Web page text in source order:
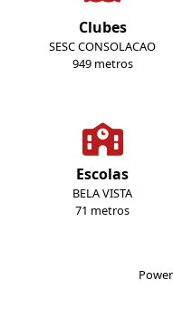
Clubes
SESC CONSOLACAO
949 metros
Escolas
BELA VISTA
71 metros